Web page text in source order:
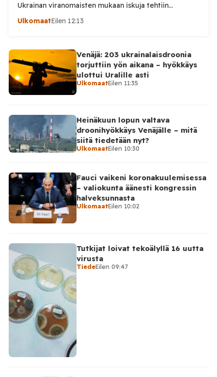
Ukrainan viranomaisten mukaan iskuja tehtiin
drooneilla ja tykistöllä viidelle eri alueelle.
kertoi perjantaiaamuna 7. elokuuta julkaisemassaan
Telegram-päivityksessä, että Venäjän joukot
hyökkäsivät yön aikana yli 20 kertaa viidelle alueelle.
Nikopolin alueella iskuja kohdistui Nikopolin
kaupunkiin sekä […]
UlkomaatEilen 12:13
Venäjä: 203 ukrainalaisdroonia
torjuttiin yön aikana – hyökkäys
ulottui Uralille asti
UlkomaatEilen 11:35
Heinäkuun lopun valtava
droonihyökkäys Venäjälle – mitä
siitä tiedetään nyt?
UlkomaatEilen 10:30
Fauci vaikeni koronakuulemisessa
– valiokunta äänesti kongressin
halveksunnasta
UlkomaatEilen 10:02
Tutkijat loivat tekoälyllä 16 uutta
virusta
TiedeEilen 09:47